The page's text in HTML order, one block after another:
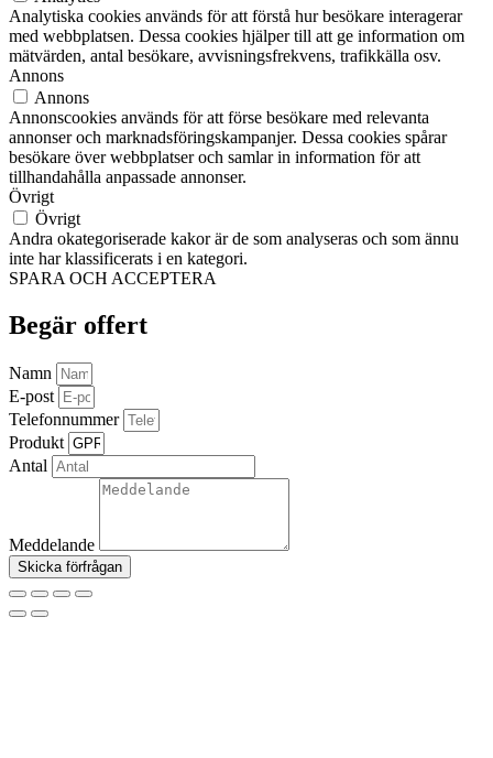
Analytiska cookies används för att förstå hur besökare interagerar
med webbplatsen. Dessa cookies hjälper till att ge information om
mätvärden, antal besökare, avvisningsfrekvens, trafikkälla osv.
Annons
Annons
Annonscookies används för att förse besökare med relevanta
annonser och marknadsföringskampanjer. Dessa cookies spårar
besökare över webbplatser och samlar in information för att
tillhandahålla anpassade annonser.
Övrigt
Övrigt
Andra okategoriserade kakor är de som analyseras och som ännu
inte har klassificerats i en kategori.
SPARA OCH ACCEPTERA
Begär offert
Namn
E-post
Telefonnummer
Produkt
Antal
Meddelande
Skicka förfrågan